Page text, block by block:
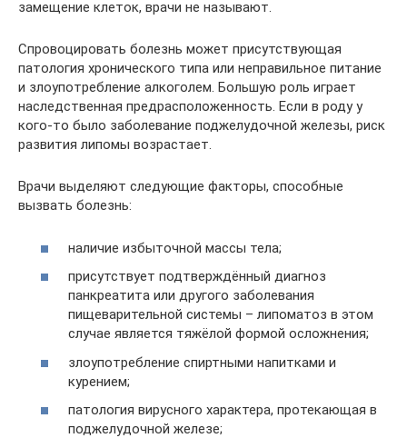
замещение клеток, врачи не называют.
Спровоцировать болезнь может присутствующая
патология хронического типа или неправильное питание
и злоупотребление алкоголем. Большую роль играет
наследственная предрасположенность. Если в роду у
кого-то было заболевание поджелудочной железы, риск
развития липомы возрастает.
Врачи выделяют следующие факторы, способные
вызвать болезнь:
наличие избыточной массы тела;
присутствует подтверждённый диагноз
панкреатита или другого заболевания
пищеварительной системы – липоматоз в этом
случае является тяжёлой формой осложнения;
злоупотребление спиртными напитками и
курением;
патология вирусного характера, протекающая в
поджелудочной железе;